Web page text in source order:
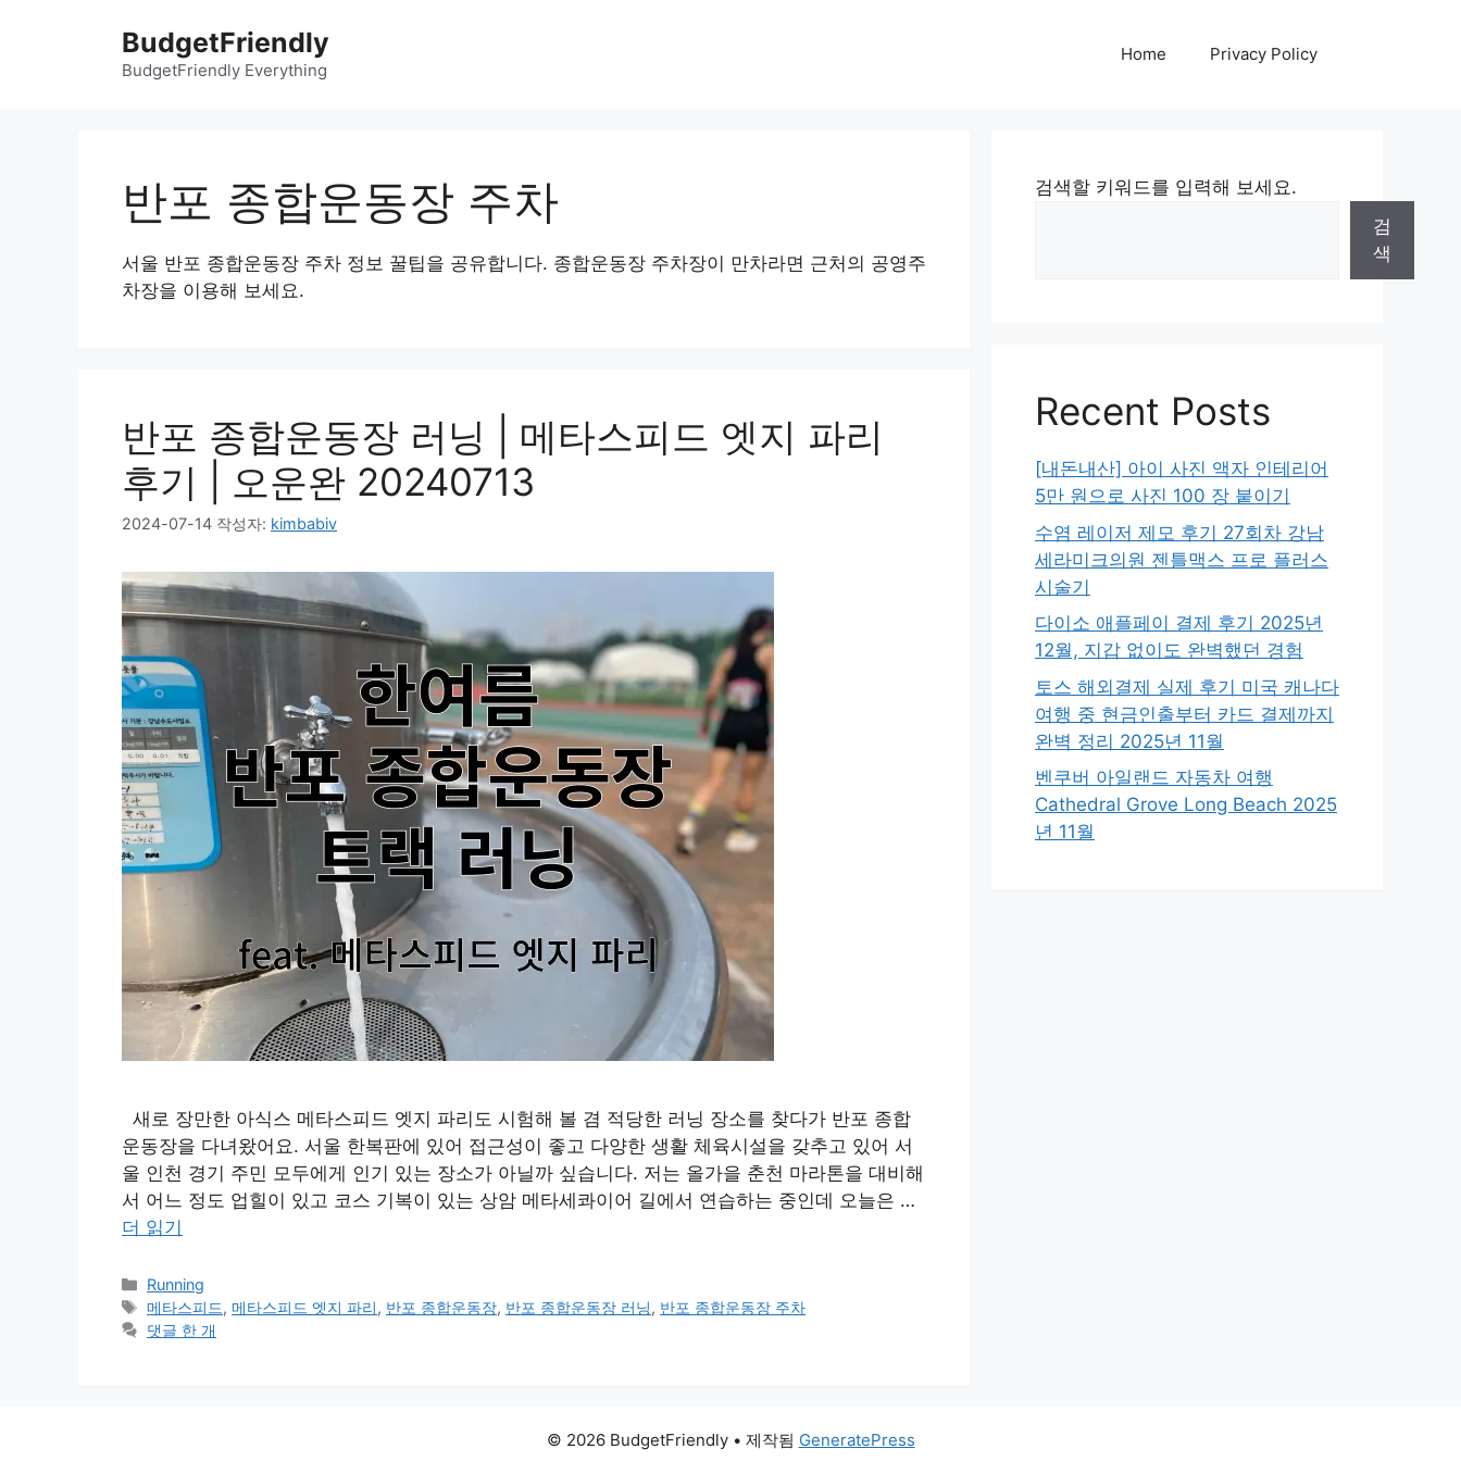
BudgetFriendly
BudgetFriendly Everything
Home Privacy Policy
반포 종합운동장 주차
서울 반포 종합운동장 주차 정보 꿀팁을 공유합니다. 종합운동장 주차장이 만차라면 근처의 공영주
차장을 이용해 보세요.
반포 종합운동장 러닝 | 메타스피드 엣지 파리
후기 | 오운완 20240713
2024-07-14 작성자: kimbabiv
새로 장만한 아식스 메타스피드 엣지 파리도 시험해 볼 겸 적당한 러닝 장소를 찾다가 반포 종합
운동장을 다녀왔어요. 서울 한복판에 있어 접근성이 좋고 다양한 생활 체육시설을 갖추고 있어 서
울 인천 경기 주민 모두에게 인기 있는 장소가 아닐까 싶습니다. 저는 올가을 춘천 마라톤을 대비해
서 어느 정도 업힐이 있고 코스 기복이 있는 상암 메타세콰이어 길에서 연습하는 중인데 오늘은 …
더 읽기
카
테
고
Running
태
그
메타스피드,메타스피드 엣지 파리, 반포 종합운동장, 반포 종합운동장 러닝, 반포 종합운동장 주차
댓글 한 개
검색할 키워드를 입력해 보세요.
검
색
Recent Posts
[내돈내산] 아이 사진 액자 인테리어
5만 원으로 사진 100 장 붙이기
수염 레이저 제모 후기 27회차 강남
세라미크의원 젠틀맥스 프로 플러스
시술기
다이소 애플페이 결제 후기 2025년
12월, 지갑 없이도 완벽했던 경험
토스 해외결제 실제 후기 미국 캐나다
여행 중 현금인출부터 카드 결제까지
완벽 정리 2025년 11월
벤쿠버 아일랜드 자동차 여행
Cathedral Grove Long Beach 2025
년 11월
© 2026 BudgetFriendly• 제작됨 GeneratePress